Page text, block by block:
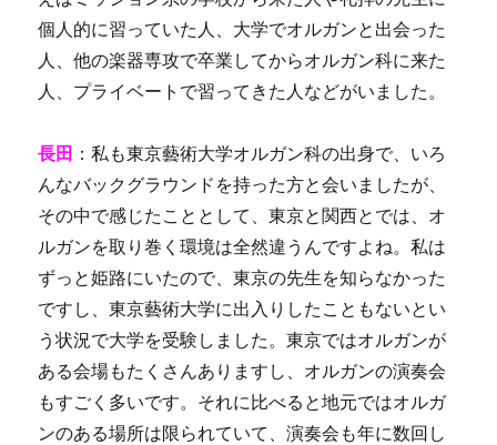
個人的に習っていた人、大学でオルガンと出会った
人、他の楽器専攻で卒業してからオルガン科に来た
人、プライベートで習ってきた人などがいました。
長田 ：私も東京藝術大学オルガン科の出身で、いろ
んなバックグラウンドを持った方と会いましたが、
その中で感じたこととして、東京と関西とでは、オ
ルガンを取り巻く環境は全然違うんですよね。私は
ずっと姫路にいたので、東京の先生を知らなかった
ですし、東京藝術大学に出入りしたこともないとい
う状況で大学を受験しました。東京ではオルガンが
ある会場もたくさんありますし、オルガンの演奏会
もすごく多いです。それに比べると地元ではオルガ
ンのある場所は限られていて、演奏会も年に数回し